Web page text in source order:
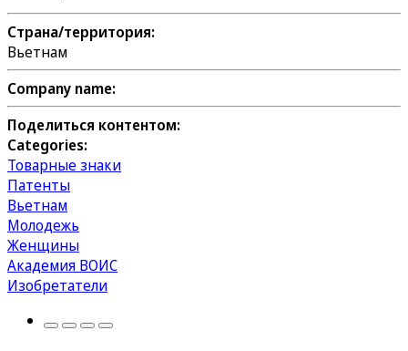
Страна/территория:
Вьетнам
Company name:
Поделиться контентом:
Categories:
Товарные знаки
Патенты
Вьетнам
Молодежь
Женщины
Академия ВОИС
Изобретатели